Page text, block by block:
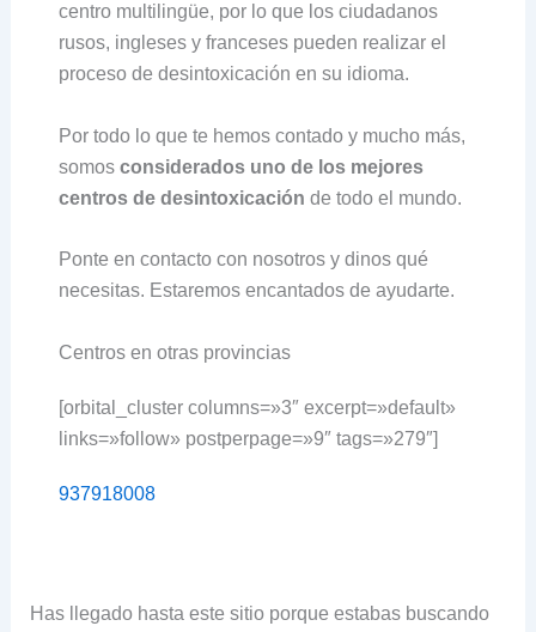
centro multilingüe, por lo que los ciudadanos
rusos, ingleses y franceses pueden realizar el
proceso de desintoxicación en su idioma.
Por todo lo que te hemos contado y mucho más,
somos considerados uno de los mejores
centros de desintoxicación de todo el mundo.
Ponte en contacto con nosotros y dinos qué
necesitas. Estaremos encantados de ayudarte.
Centros en otras provincias
[orbital_cluster columns=»3″ excerpt=»default»
links=»follow» postperpage=»9″ tags=»279″]
937918008
Has llegado hasta este sitio porque estabas buscando